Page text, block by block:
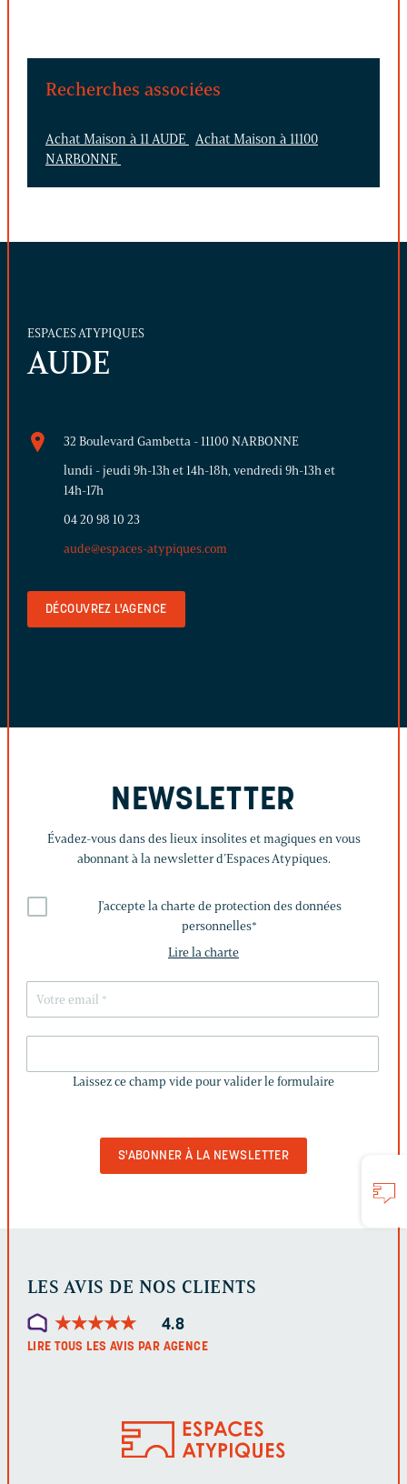
Recherches associées
Achat Maison à 11 AUDE
Achat Maison à 11100
NARBONNE
ESPACES ATYPIQUES
AUDE
32 Boulevard Gambetta - 11100 NARBONNE
lundi - jeudi 9h-13h et 14h-18h, vendredi 9h-13h et
14h-17h
04 20 98 10 23
aude@espaces-atypiques.com
DÉCOUVREZ L'AGENCE
NEWSLETTER
Évadez-vous dans des lieux insolites et magiques en vous
abonnant à la newsletter d’Espaces Atypiques.
J'accepte la charte de protection des données
personnelles*
Lire la charte
CHAMP
Laissez ce champ vide pour valider le formulaire
LES AVIS DE NOS CLIENTS
★★★★★
★★★★★ 4.8
LIRE TOUS LES AVIS PAR AGENCE